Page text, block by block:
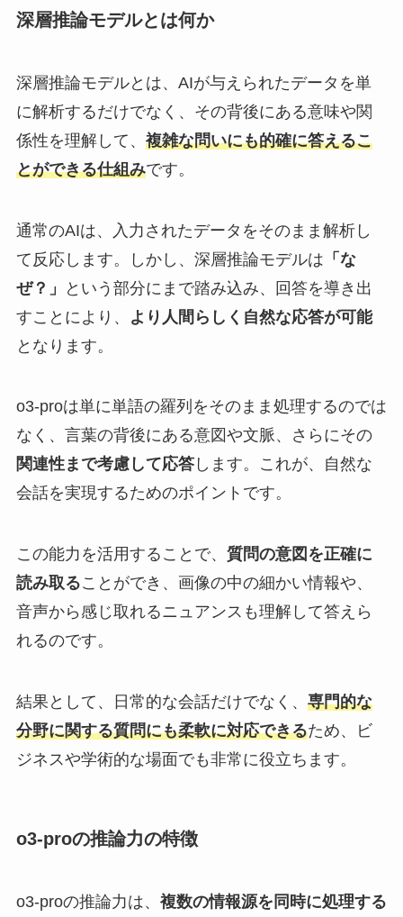
深層推論モデルとは何か
深層推論モデルとは、AIが与えられたデータを単
に解析するだけでなく、その背後にある意味や関
係性を理解して、 複雑な問いにも的確に答えるこ
とができる仕組みです。
通常のAIは、入力されたデータをそのまま解析し
て反応します。しかし、深層推論モデルは 「な
ぜ？」
という部分にまで踏み込み、回答を導き出
すことにより、
より人間らしく自然な応答が可能
となります。
o3-proは単に単語の羅列をそのまま処理するのでは
なく、言葉の背後にある意図や文脈、さらにその
関連性まで考慮して応答します。これが、自然な
会話を実現するためのポイントです。
この能力を活用することで、 質問の意図を正確に
読み取ることができ、画像の中の細かい情報や、
音声から感じ取れるニュアンスも理解して答えら
れるのです。
結果として、日常的な会話だけでなく、 専門的な
分野に関する質問にも柔軟に対応できるため、ビ
ジネスや学術的な場面でも非常に役立ちます。
o3-proの推論力の特徴
o3-proの推論力は、 複数の情報源を同時に処理する